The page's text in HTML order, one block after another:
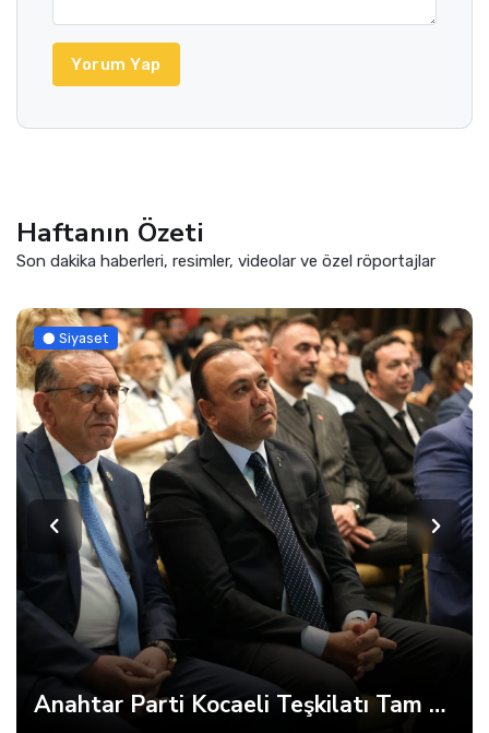
Yorum Yap
Haftanın Özeti
Son dakika haberleri, resimler, videolar ve özel röportajlar
Siyaset
Anahtar Parti Kocaeli Teşkilatı Tam Kadro Toplandı